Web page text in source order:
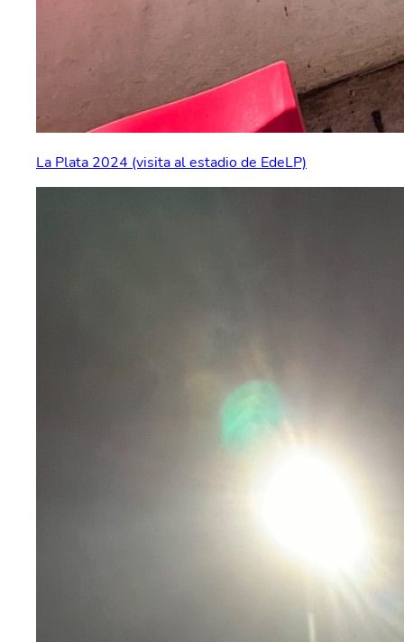
La Plata 2024 (visita al estadio de EdeLP)